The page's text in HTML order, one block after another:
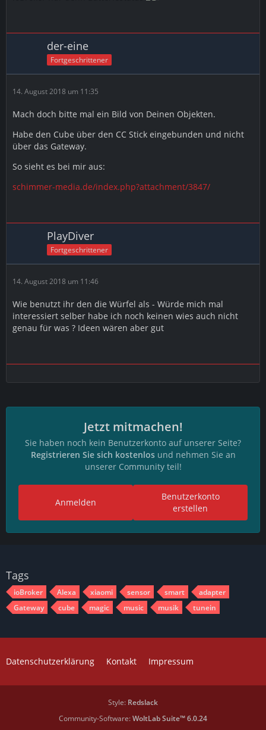
der-eine
Fortgeschrittener
14. August 2018 um 11:35
Mach doch bitte mal ein Bild von Deinen Objekten.
Habe den Cube über den CC Stick eingebunden und nicht
über das Gateway.
So sieht es bei mir aus:
schimmer-media.de/index.php?attachment/3847/
PlayDiver
Fortgeschrittener
14. August 2018 um 11:46
Wie benutzt ihr den die Würfel als - Würde mich mal
interessiert selber habe ich noch keinen wies auch nicht
genau für was ? Ideen wären aber gut
Jetzt mitmachen!
Sie haben noch kein Benutzerkonto auf unserer Seite?
Registrieren Sie sich kostenlosund nehmen Sie an
unserer Community teil!
Benutzerkonto
erstellen
Anmelden
Tags
ioBroker Alexa xiaomi sensor smart
adapter
Gateway
cube magic music musik tunein
Datenschutzerklärung Kontakt Impressum
Style: Redslack
Community-Software:WoltLab Suite™ 6.0.24